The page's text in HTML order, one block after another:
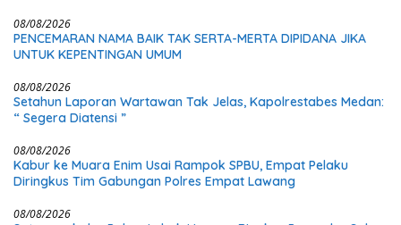
08/08/2026
PENCEMARAN NAMA BAIK TAK SERTA-MERTA DIPIDANA JIKA
UNTUK KEPENTINGAN UMUM
08/08/2026
Setahun Laporan Wartawan Tak Jelas, Kapolrestabes Medan:
“ Segera Diatensi ”
08/08/2026
Kabur ke Muara Enim Usai Rampok SPBU, Empat Pelaku
Diringkus Tim Gabungan Polres Empat Lawang
08/08/2026